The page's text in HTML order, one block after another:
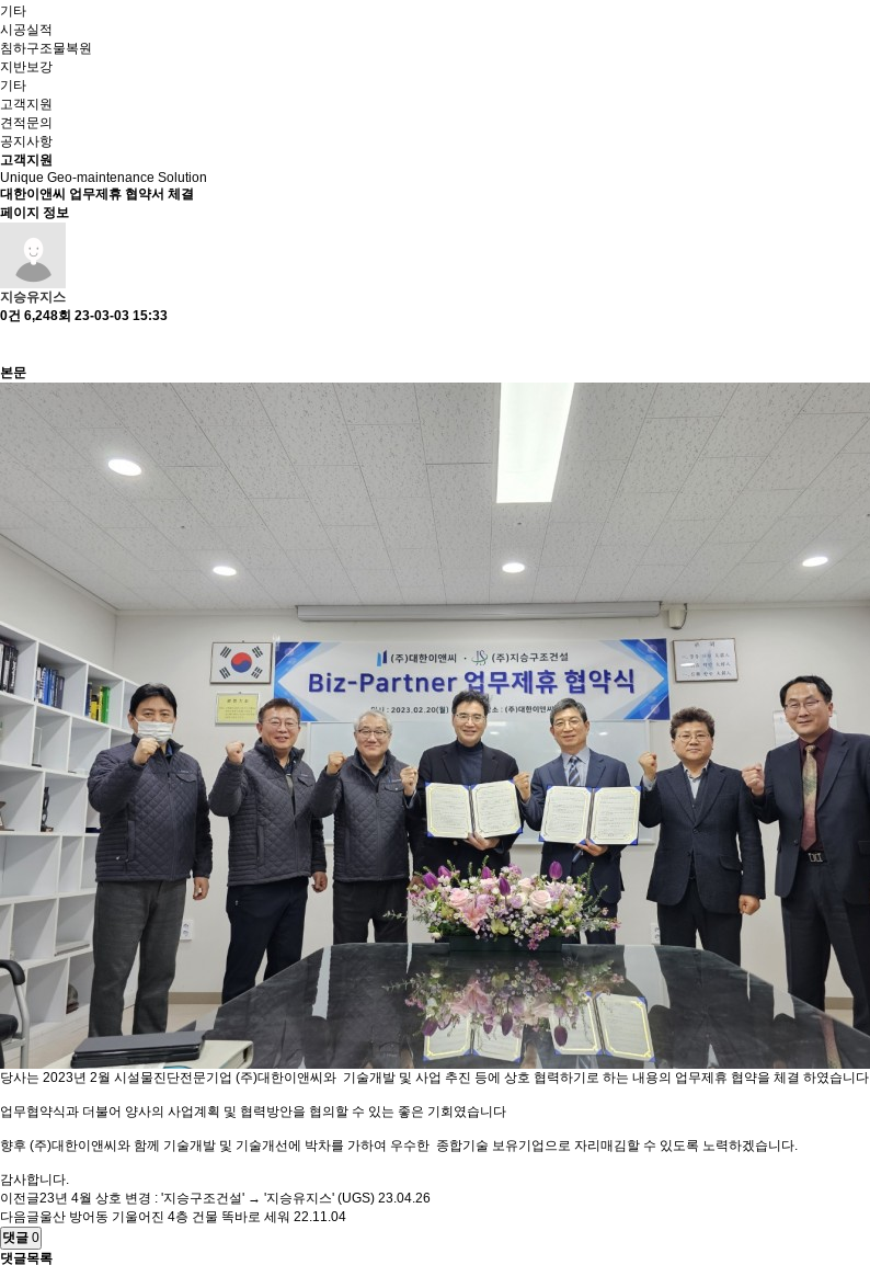
기타
시공실적
침하구조물복원
지반보강
기타
고객지원
견적문의
공지사항
고객지원
Unique Geo-maintenance Solution
대한이앤씨 업무제휴 협약서 체결
페이지 정보
지승유지스
0건 6,248회 23-03-03 15:33
본문
당사는 2023년 2월 시설물진단전문기업 (주)대한이앤씨와 기술개발 및 사업 추진 등에 상호 협력하기로 하는 내용의 업무제휴 협약을 체결 하였습니다
업무협약식과 더불어 양사의 사업계획 및 협력방안을 협의할 수 있는 좋은 기회였습니다
향후 (주)대한이앤씨와 함께 기술개발 및 기술개선에 박차를 가하여 우수한 종합기술 보유기업으로 자리매김할 수 있도록 노력하겠습니다.
감사합니다.
이전글23년 4월 상호 변경 : '지승구조건설' → '지승유지스' (UGS) 23.04.26
다음글울산 방어동 기울어진 4층 건물 똑바로 세워 22.11.04
댓글 0
댓글목록